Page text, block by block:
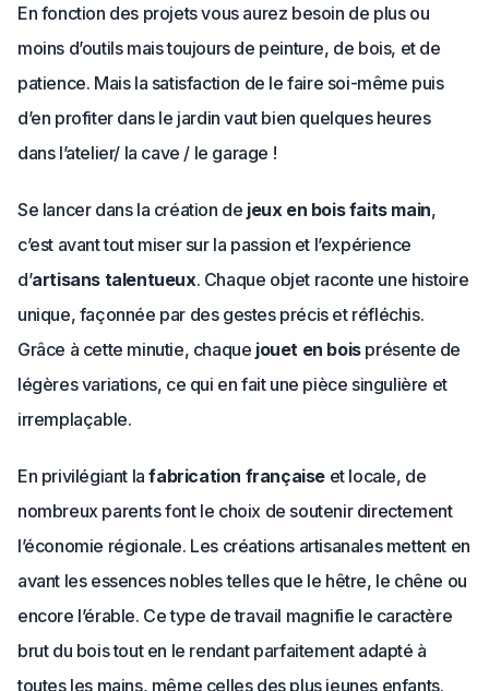
En fonction des projets vous aurez besoin de plus ou
moins d’outils mais toujours de peinture, de bois, et de
patience. Mais la satisfaction de le faire soi-même puis
d’en profiter dans le jardin vaut bien quelques heures
dans l’atelier/ la cave / le garage !
Se lancer dans la création de jeux en bois faits main,
c’est avant tout miser sur la passion et l’expérience
d’artisans talentueux. Chaque objet raconte une histoire
unique, façonnée par des gestes précis et réfléchis.
Grâce à cette minutie, chaque jouet en boisprésente de
légères variations, ce qui en fait une pièce singulière et
irremplaçable.
En privilégiant lafabrication française et locale, de
nombreux parents font le choix de soutenir directement
l’économie régionale. Les créations artisanales mettent en
avant les essences nobles telles que le hêtre, le chêne ou
encore l’érable. Ce type de travail magnifie le caractère
brut du bois tout en le rendant parfaitement adapté à
toutes les mains, même celles des plus jeunes enfants.